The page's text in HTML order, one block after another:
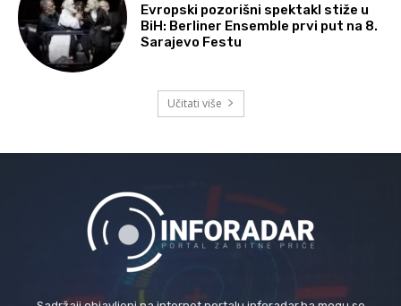
Evropski pozorišni spektakl stiže u
BiH: Berliner Ensemble prvi put na 8.
Sarajevo Festu
Učitati više